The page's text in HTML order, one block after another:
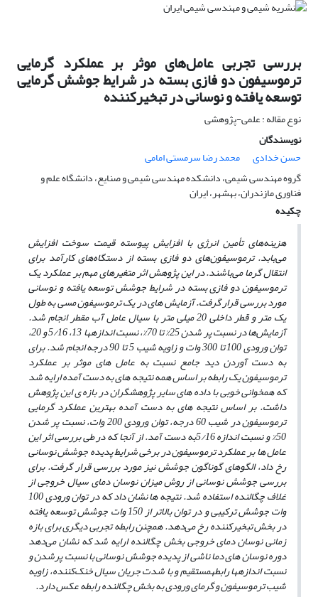
بررسی تجربی عامل‌های موثر بر عملکرد گرمایی
ترموسیفون دو فازی بسته در شرایط جوشش گرمایی
توسعه یافته و نوسانی در تبخیرکننده
نوع مقاله : علمی-پژوهشی
نویسندگان
حسن خدادی
محمد رضا سرمستی امامی
گروه مهندسی شیمی، دانشکده مهندسی شیمی و صنایع، دانشگاه علم و
فناوری مازندران، بهشهر، ایران
چکیده
هزینه‌های تأمین انرژی با افزایش پیوسته قیمت سوخت افزایش
می‌بابد. ترموسیفون‌های دو فازی بستهاز دستگاه‌های کارآمد برای
انتقال گرما می‌باشند. در این پژوهش اثر متغیرهای مهم بر عملکرد یک
ترموسیفون دو فازی بستهدر شرایط جوشش توسعه یافته و نوسانی
مورد بررسی قرار گرفت. آزمایش ­های در یک ترموسیفون مسی به طول
یک متر و قطر داخلی 20 میلی­ متر با سیال عامل آب مقطر انجام شد.
آزمایش‌ها در نسبت پر شدن 25% تا 70%، نسبت اندازه ­ها 13، 5/16 و 20،
توان ورودی 100 تا 300 وات و زاویه شیب 5 تا 90 درجه انجام شد. برای
به دست آوردن دید جامعنسبت به عامل­ های موثر بر عملکرد
ترموسیفون یک رابطه بر اساس همه نتیجه­ های به ­دست آمده ارایه شد
که هم­خوانی خوبیبا داده­ های سایر پژوهشگران در بازه­ ی این پژوهش
داشت. بر اساس نتیجه­ های به ­دست آمده بهترین عملکرد گرمایی
ترموسیفون در شیب 60 درجه، توان ورودی 200 وات، نسبت پر شدن
50% و نسبت اندازه 5/16به دست آمد. از آنجا که در طی بررسی اثر این
عامل­ ها بر عملکرد ترموسیفون در برخی شرایط پدیده جوشش نوسانی
رخ داد، الگوهای گوناگونجوشش نیز مورد بررسی قرار گرفت. برای
بررسی جوشش نوسانی از روش میزان نوسان دمای سیال خروجی از
غلاف چگالنده استفاده شد. نتیجه­ ها نشان داد که در توان ورودی 100
وات جوشش ترکیبی و در توان بالاتر از 150 وات جوشش توسعه یافته
در بخش تبخیرکننده رخ می‌دهد. همچنن رابطه تجربی دیگری برای بازه
زمانی نوسان دمای خروجی بخشچگالنده ارایه شد که نشان می‌دهد
دوره نوسان­ های دما ناشی از پدیده جوشش نوسانی با نسبت پرشدن و
نسبت اندازه­هارابطهمستقیم و با شدت جریان سیال خنک‌کننده، زاویه
شیب ترموسیفون و گرمای ورودی به بخش چگالنده رابطه عکس دارد.